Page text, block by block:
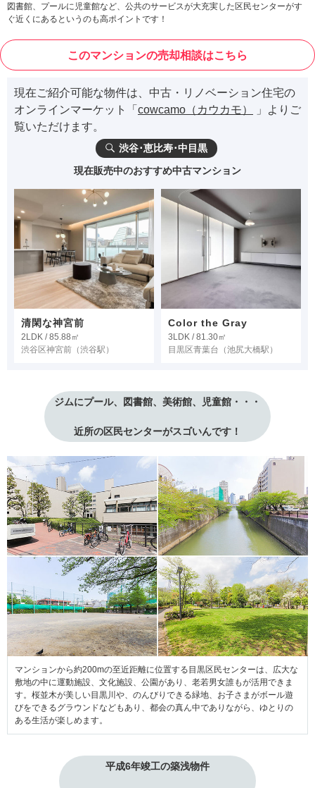
図書館、プールに児童館など、公共のサービスが大充実した区民センターがす
ぐ近くにあるというのも高ポイントです！
このマンションの売却相談はこちら
現在ご紹介可能な物件は、中古・リノベーション住宅の
オンラインマーケット「 cowcamo（カウカモ）
」よりご
覧いただけます。
渋谷･恵比寿･中目黒
現在販売中のおすすめ中古マンション
清閑な神宮前
2LDK / 85.88㎡
渋谷区神宮前 （渋谷駅）
Color the Gray
3LDK / 81.30㎡
目黒区青葉台 （池尻大橋駅）
ジムにプール、図書館、美術館、児童館・・・
近所の区民センターがスゴいんです！
マンションから約200mの至近距離に位置する目黒区民センターは、広大な
敷地の中に運動施設、文化施設、公園があり、老若男女誰もが活用できま
す。桜並木が美しい目黒川や、のんびりできる緑地、お子さまがボール遊
びをできるグラウンドなどもあり、都会の真ん中でありながら、ゆとりの
ある生活が楽しめます。
平成6年竣工の築浅物件